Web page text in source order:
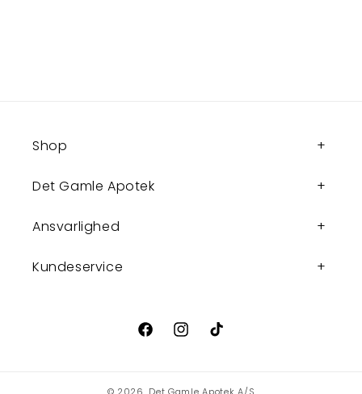
Shop
Det Gamle Apotek
Ansvarlighed
Kundeservice
FacebookInstagram
TikTok